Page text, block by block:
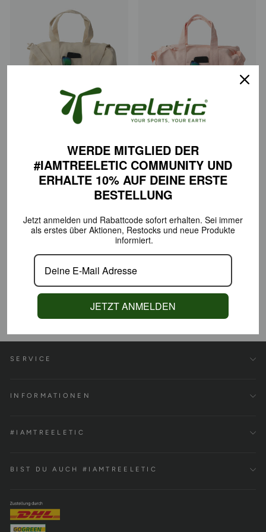
ECO Y Zen | Gym Bag 100%
€99,00
ECO Y Leaf | Gym Bag 100%
ECO Y Bold | Gym Bag 100%
Bio-Baumwolle
SERVICE
INFORMATIONEN
#IAMTREELETIC
BIST DU AUCH #IAMTREELETIC
WERDE MITGLIED DER
#IAMTREELETIC COMMUNITY UND
ERHALTE 10% AUF DEINE ERSTE
BESTELLUNG
Jetzt anmelden und Rabattcode sofort erhalten. Sei immer
als erstes über Aktionen, Restocks und neue Produkte
informiert.
JETZT ANMELDEN